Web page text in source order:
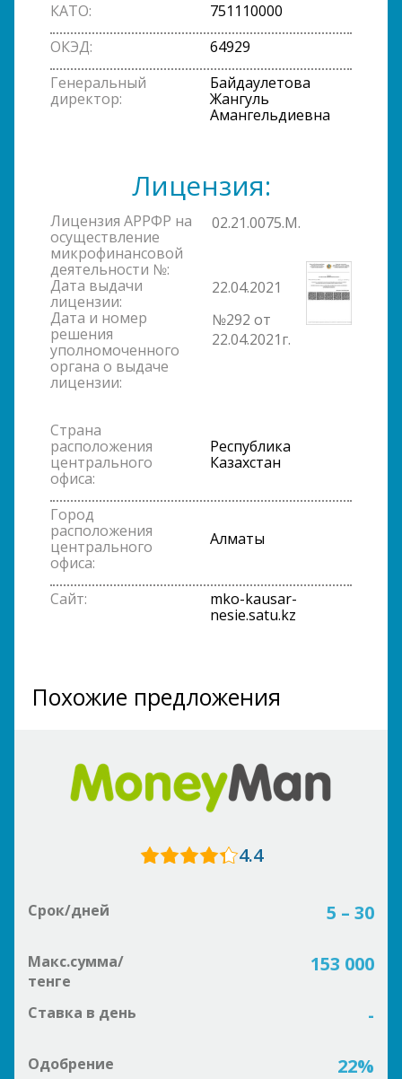
КАТО:
751110000
ОКЭД:
64929
Генеральный
директор:
Байдаулетова
Жангуль
Амангельдиевна
Лицензия:
Лицензия АРРФР на
осуществление
микрофинансовой
деятельности №:
02.21.0075.M.
Дата выдачи
лицензии:
22.04.2021
Дата и номер
решения
уполномоченного
органа о выдаче
лицензии:
№292 от
22.04.2021г.
Страна
расположения
центрального
офиса:
Республика
Казахстан
Город
расположения
центрального
офиса:
Алматы
Сайт:
mko-kausar-
nesie.satu.kz
Похожие предложения
4.4
Срок/дней 5 – 30
Макс.сумма/
тенге
153 000
Ставка в день -
Одобрение 22%